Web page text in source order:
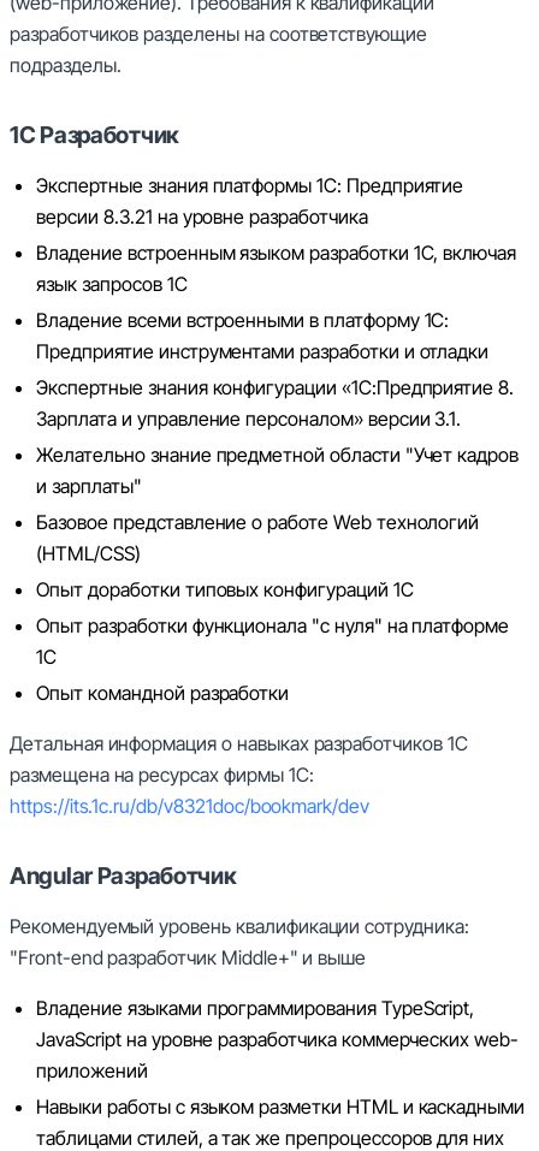
разработчиков разделены на соответствующие
подразделы.
1С Разработчик
Экспертные знания платформы 1С: Предприятие
версии 8.3.21 на уровне разработчика
Владение встроенным языком разработки 1С, включая
язык запросов 1С
Владение всеми встроенными в платформу 1С:
Предприятие инструментами разработки и отладки
Экспертные знания конфигурации «1С:Предприятие 8.
Зарплата и управление персоналом» версии 3.1.
Желательно знание предметной области "Учет кадров
и зарплаты"
Базовое представление о работе Web технологий
(HTML/CSS)
Опыт доработки типовых конфигураций 1С
Опыт разработки функционала "с нуля" на платформе
1С
Опыт командной разработки
Детальная информация о навыках разработчиков 1С
размещена на ресурсах фирмы 1С:
https://its.1c.ru/db/v8321doc/bookmark/dev
Angular Разработчик
Рекомендуемый уровень квалификации сотрудника:
"Front-end разработчик Middle+" и выше
Владение языками программирования TypeScript,
JavaScript на уровне разработчика коммерческих web-
приложений
Навыки работы с языком разметки HTML и каскадными
таблицами стилей, а так же препроцессоров для них